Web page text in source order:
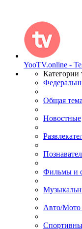
YooTV.online -
Категории
Общая
Новостные
Фильмы и
Авто/Мото